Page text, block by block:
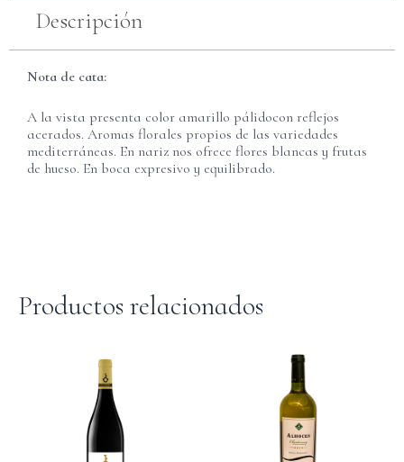
Descripción
Nota de cata:
A la vista presenta color amarillo pálidocon reflejos
acerados. Aromas florales propios de las variedades
mediterráneas. En nariz nos ofrece flores blancas y frutas
de hueso. En boca expresivo y equilibrado.
Productos relacionados